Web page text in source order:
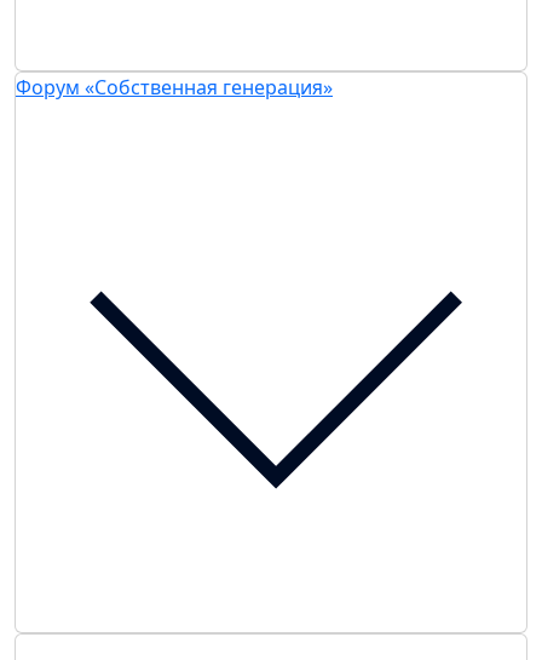
Форум «Собственная генерация»